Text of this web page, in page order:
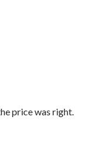
price was right.